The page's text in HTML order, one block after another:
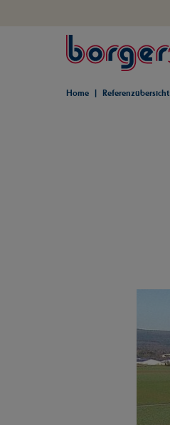
Borgers
Home Referenzübersicht